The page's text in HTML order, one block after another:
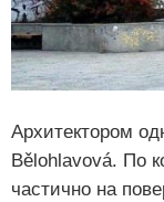
Архитектором
Bělohlavová. По
частично на